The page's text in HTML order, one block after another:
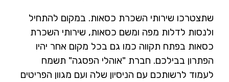
שתצטרכו שירותי השכרת כסאות. במקום להתחיל
ולנסות לדלות מפה ומשם כסאות, שירותי השכרת
כסאות בפתח תקווה כמו גם בכל מקום אחר יהיו
הפתרון בבילכם. חברת "אוהלי הפסגה" תשמח
לעמוד לרשותכם עם הניסיון שלה ועם מגוון הפריטים